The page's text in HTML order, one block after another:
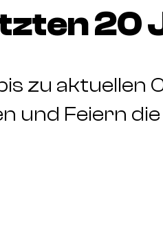
20
zu aktuellen
und Feiern